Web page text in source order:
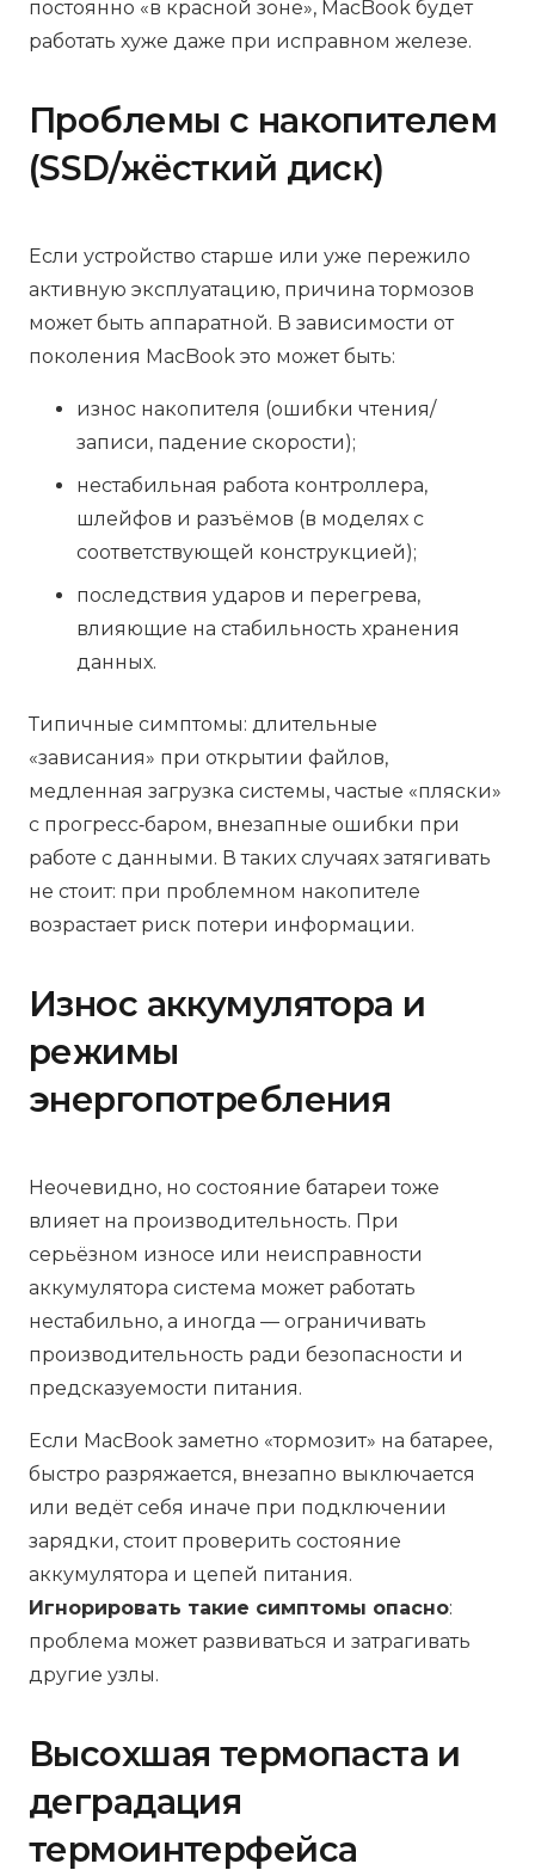
постоянно «в красной зоне», MacBook будет
работать хуже даже при исправном железе.
Проблемы с накопителем
(SSD/жёсткий диск)
Если устройство старше или уже пережило
активную эксплуатацию, причина тормозов
может быть аппаратной. В зависимости от
поколения MacBook это может быть:
износ накопителя (ошибки чтения/
записи, падение скорости);
нестабильная работа контроллера,
шлейфов и разъёмов (в моделях с
соответствующей конструкцией);
последствия ударов и перегрева,
влияющие на стабильность хранения
данных.
Типичные симптомы: длительные
«зависания» при открытии файлов,
медленная загрузка системы, частые «пляски»
с прогресс‑баром, внезапные ошибки при
работе с данными. В таких случаях затягивать
не стоит: при проблемном накопителе
возрастает риск потери информации.
Износ аккумулятора и
режимы
энергопотребления
Неочевидно, но состояние батареи тоже
влияет на производительность. При
серьёзном износе или неисправности
аккумулятора система может работать
нестабильно, а иногда — ограничивать
производительность ради безопасности и
предсказуемости питания.
Если MacBook заметно «тормозит» на батарее,
быстро разряжается, внезапно выключается
или ведёт себя иначе при подключении
зарядки, стоит проверить состояние
аккумулятора и цепей питания.
Игнорировать такие симптомы опасно:
проблема может развиваться и затрагивать
другие узлы.
Высохшая термопаста и
деградация
термоинтерфейса